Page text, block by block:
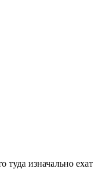
изначально